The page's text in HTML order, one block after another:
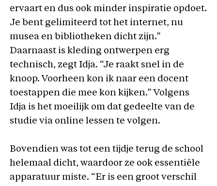
ervaart en dus ook minder inspiratie opdoet.
Je bent gelimiteerd tot het internet, nu
musea en bibliotheken dicht zijn.”
Daarnaast is kleding ontwerpen erg
technisch, zegt Idja. “Je raakt snel in de
knoop. Voorheen kon ik naar een docent
toestappen die mee kon kijken.” Volgens
Idja is het moeilijk om dat gedeelte van de
studie via online lessen te volgen.
Bovendien was tot een tijdje terug de school
helemaal dicht, waardoor ze ook essentiële
apparatuur miste. “Er is een groot verschil